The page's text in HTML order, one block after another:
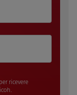
ricevere